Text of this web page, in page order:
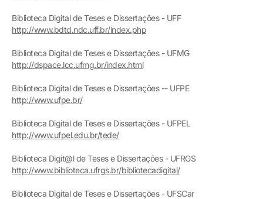
Biblioteca Digital de Teses e Dissertações - UFF
http://www.bdtd.ndc.uff.br/index.php
Biblioteca Digital de Teses e Dissertações - UFMG
http://dspace.lcc.ufmg.br/index.html
Biblioteca Digital de Teses e Dissertações -- UFPE
http://www.ufpe.br/
Biblioteca Digital de Teses e Dissertações - UFPEL
http://www.ufpel.edu.br/tede/
Biblioteca Digit@l de Teses e Dissertações - UFRGS
http://www.biblioteca.ufrgs.br/bibliotecadigital/
Biblioteca Digital de Teses e Dissertações - UFSCar